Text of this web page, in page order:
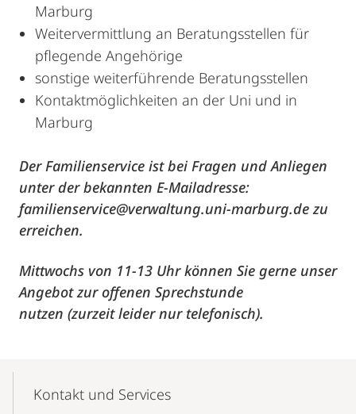
Marburg
Weitervermittlung an Beratungsstellen für
pflegende Angehörige
sonstige weiterführende Beratungsstellen
Kontaktmöglichkeiten an der Uni und in
Marburg
Der Familienservice ist bei Fragen und Anliegen
unter der bekannten E-Mailadresse:
familienservice@verwaltung.uni-marburg.de zu
erreichen.
Mittwochs von 11-13 Uhr können Sie gerne unser
Angebot zur offenen Sprechstunde
nutzen (zurzeit leider nur telefonisch).
NavigationKontakt und Services